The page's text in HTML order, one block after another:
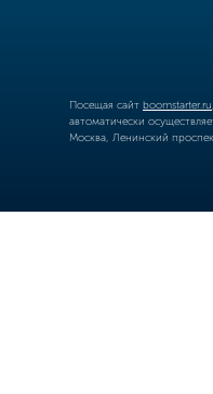
Посещая сайт boomstarter.ru
автоматически
Москва, Ленинский